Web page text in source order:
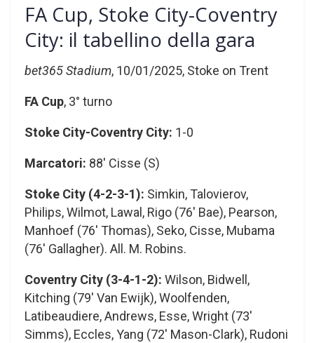
FA Cup, Stoke City-Coventry
City: il tabellino della gara
bet365 Stadium, 10/01/2025, Stoke on Trent
FA Cup, 3° turno
Stoke City-Coventry City: 1-0
Marcatori: 88′ Cisse (S)
Stoke City (4-2-3-1): Simkin, Talovierov,
Philips, Wilmot, Lawal, Rigo (76′ Bae), Pearson,
Manhoef (76′ Thomas), Seko, Cisse, Mubama
(76′ Gallagher). All. M. Robins.
Coventry City (3-4-1-2): Wilson, Bidwell,
Kitching (79′ Van Ewijk), Woolfenden,
Latibeaudiere, Andrews, Esse, Wright (73′
Simms), Eccles, Yang (72′ Mason-Clark), Rudoni